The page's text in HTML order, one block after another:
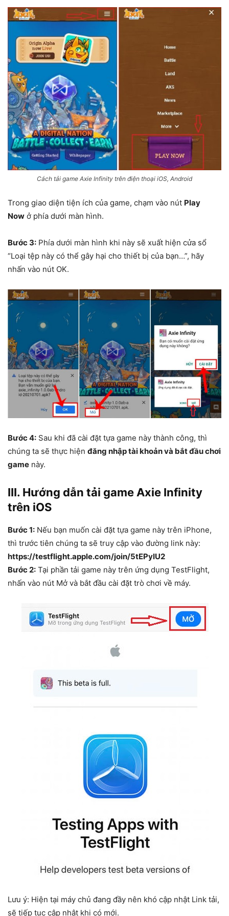
Cách tải game Axie Infinity trên điện thoại iOS, Android
Trong giao diện tiện ích của game, chạm vào nút Play
Now ở phía dưới màn hình.
Bước 3: Phía dưới màn hình khi này sẽ xuất hiện cửa sổ
“Loại tệp này có thể gây hại cho thiết bị của bạn…”, hãy
nhấn vào nút OK.
Bước 4: Sau khi đã cài đặt tựa game này thành công, thì
chúng ta sẽ thực hiện đăng nhập tài khoản và bắt đầu chơi
game này.
III. Hướng dẫn tải game Axie Infinity
trên iOS
Bước 1: Nếu bạn muốn cài đặt tựa game này trên iPhone,
thì trước tiên chúng ta sẽ truy cập vào đường link này:
https://testflight.apple.com/join/5tEPyIU2
Bước 2: Tại phần tải game này trên ứng dụng TestFlight,
nhấn vào nút Mở và bắt đầu cài đặt trò chơi về máy.
Lưu ý: Hiện tại máy chủ đang đầy nên khó cập nhật Link tải,
sẽ tiếp tục cập nhật khi có mới.